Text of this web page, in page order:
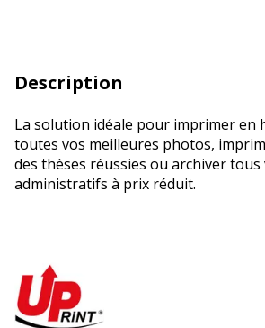
Description
La solution idéale pour imprimer en
toutes vos meilleures photos,
des thèses réussies ou archiver tous
administratifs à prix réduit.